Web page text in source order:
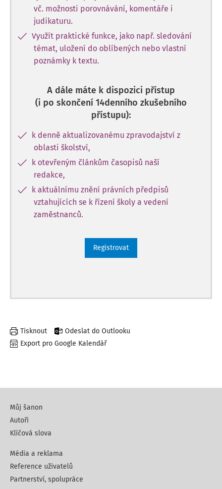
vč. možnosti porovnávání, komentáře i
judikaturu.
Využít praktické funkce, jako např. sledování
témat, uložení do oblíbených nebo vlastní
poznámky k textu.
A dále máte k dispozici přístup
(i po skončení 14denního zkušebního
přístupu):
k denně aktualizovanému zpravodajství z
oblasti školství,
k otevřeným článkům časopisů naší
redakce,
k aktuálnímu znění právních předpisů
vztahujících se k řízení školy a vedení
zaměstnanců.
Registrovat
Tisknout
Odeslat do Outlooku
Export pro Google Kalendář
Můj šanon
Autoři
Klíčová slova
Média a reklama
Reference uživatelů
Partnerství, spolupráce